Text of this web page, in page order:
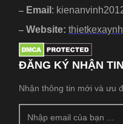
– Email :
– Website:
ĐĂNG KÝ NHẬN TIN
Nhận thông tin mới và ưu